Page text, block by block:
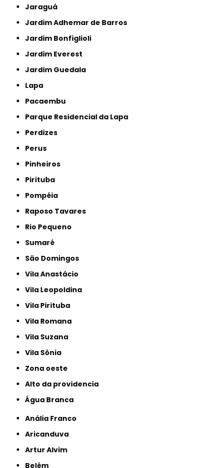
Jaraguá
Jardim Adhemar de Barros
Jardim Bonfiglioli
Jardim Everest
Jardim Guedala
Lapa
Pacaembu
Parque Residencial da Lapa
Perdizes
Perus
Pinheiros
Pirituba
Pompéia
Raposo Tavares
Rio Pequeno
Sumaré
São Domingos
Vila Anastácio
Vila Leopoldina
Vila Pirituba
Vila Romana
Vila Suzana
Vila Sônia
Zona oeste
alto da providencia
Água Branca
Anália Franco
Aricanduva
Artur Alvim
Belém